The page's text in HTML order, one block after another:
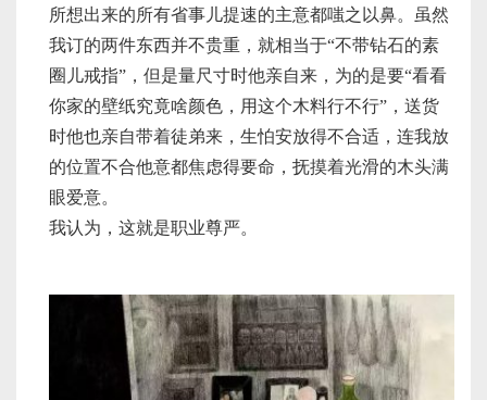
所想出来的所有省事儿提速的主意都嗤之以鼻。虽然
我订的两件东西并不贵重，就相当于“不带钻石的素
圈儿戒指”，但是量尺寸时他亲自来，为的是要“看看
你家的壁纸究竟啥颜色，用这个木料行不行”，送货
时他也亲自带着徒弟来，生怕安放得不合适，连我放
的位置不合他意都焦虑得要命，抚摸着光滑的木头满
眼爱意。
我认为，这就是职业尊严。